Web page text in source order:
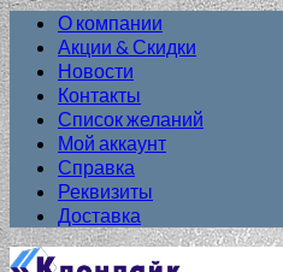
О компании
Акции & Скидки
Новости
Контакты
Список желаний
Мой аккаунт
Справка
Реквизиты
Доставка